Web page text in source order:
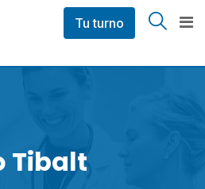
Tu turno
Tibalt